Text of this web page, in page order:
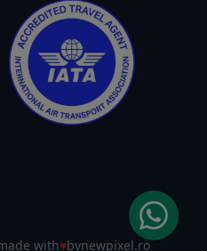
with♥bynewpixel.ro